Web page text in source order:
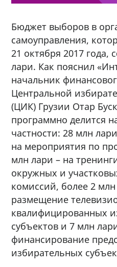
Бюджет выборов в
самоуправления,
21 октября 2017 года,
лари. Как пояснил
начальник
Центральной
(ЦИК) Грузии Отар
программно делится
частности: 28 млн
на мероприятия по
млн лари – на
окружных и
комиссий, более 2
размещение
квалифицированных
субъектов и 7 млн
финансирование
избирательных